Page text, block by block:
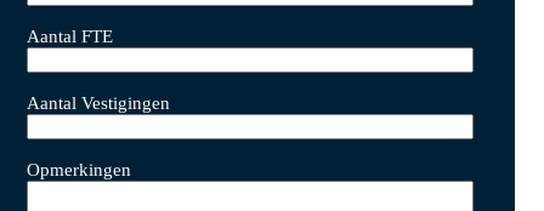
Aantal FTE
Aantal Vestigingen
Opmerkingen